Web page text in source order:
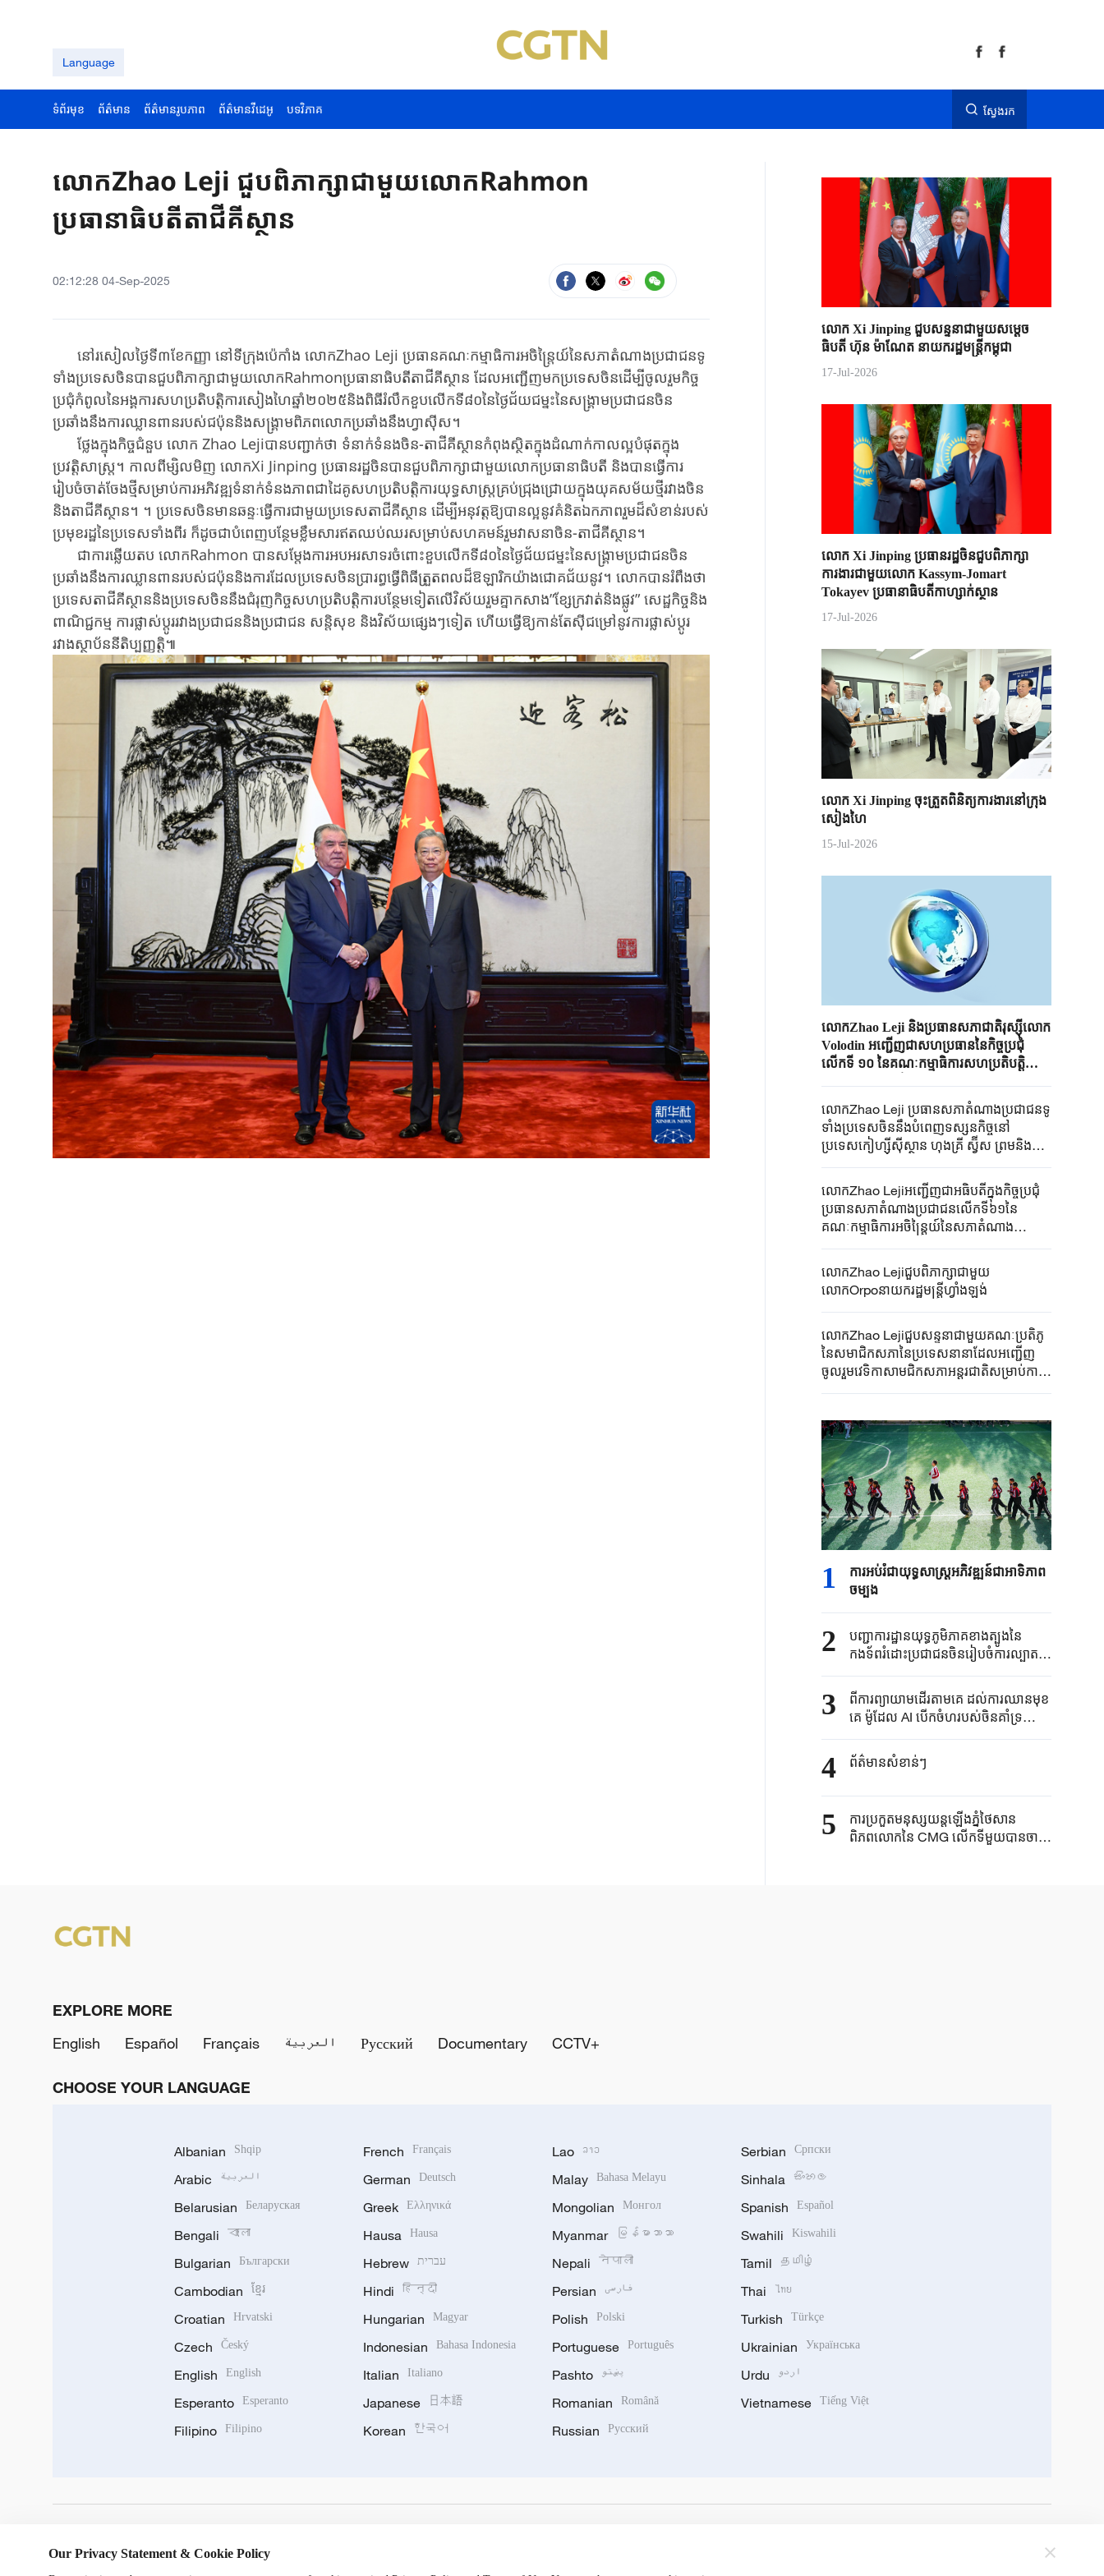
Language
ទំព័រមុខ ព័ត៌មាន ព័ត៌មានរូបភាព ព័ត៌មានវីដេអូ បទវិភាគ ស្វែងរក
លោកZhao Leji ជួបពិភាក្សាជាមួយលោកRahmon
ប្រធានាធិបតីតាជីគីស្ថាន
02:12:28 04-Sep-2025
នៅរសៀលថ្ងៃទី៣​ខែ​កញ្ញា នៅទីក្រុងប៉េកាំង លោក​Zhao Leji ប្រធាន​គណៈ​កម្មាធិ​ការ​អចិន្ត្រៃយ៍​នៃ​សភា​តំណាង​ប្រជាជន​ទូ
ទាំង​ប្រទេស​ចិន​បានជួបពិភាក្សា​ជាមួយ​លោក​Rahmon​ប្រធានាធិបតីតាជីគីស្ថាន ដែលអញ្ជើញ​មក​ប្រទេសចិនដើម្បីចូលរួម​កិច្ច
ប្រជុំ​កំពូ​ល​នៃ​អង្គការសហប្រតិបត្តិការសៀងហៃឆ្នាំ២០២៥​និងពិធីរំលឹកខួបលើកទី៨០​នៃថ្ងៃ​ជ័យ​ជម្នះ​នៃសង្គ្រាមប្រជាជនចិន
ប្រឆាំងនឹ​ងការឈ្លានពានរបស់ជប៉ុន​និង​សង្រ្គាម​ពិភពលោក​ប្រឆាំង​នឹង​ហ្វាស៊ីស។
ថ្លែង​ក្នុង​កិច្ច​ជំនួប លោក Zhao Lejiបានបញ្ជាក់ថា ទំនាក់ទំនងចិន-តាជីគីស្ថានកំពុង​ស្ថិត​ក្នុង​ដំណាក់កាល​ល្អបំផុតក្នុង
ប្រវត្តិសាស្ត្រ។ កាលពីម្សិលមិញ លោកXi Jinping ប្រ​ធា​ន​រដ្ឋ​ចិន​បានជួបពិភាក្សា​ជាមួយលោកប្រធានាធិបតី និង​​បាន​ធ្វើ​ការ​
រៀបចំ​ចាត់​ចែង​ថ្មី​ស​ម្រា​ប់​ការអភិវឌ្ឍ​ទំនាក់ទំនង​ភាពជាដៃគូ​សហប្រតិបត្តិការ​យុទ្ធសា​ស្ត្រគ្រប់​ជ្រុងជ្រោយ​ក្នុង​យុគ​ស​ម័យថ្មីរវាង​ចិន​
និង​តាជីគីស្ថាន។ ។ ប្រទេសចិនមានឆន្ទៈ​ធ្វើការជា​មួយ​ប្រទេស​តា​ជីគី​ស្ថា​ន ដើម្បីអនុវត្ត​ឱ្យ​បាន​ល្អ​នូវ​គំនិត​ឯកភាពរួម​ដ៏សំខាន់របស់​
ប្រមុខ​រដ្ឋ​នៃ​ប្រទេស​ទាំង​ពីរ ក៏​ដូចជា​បំពេញ​បន្ថែម​ខ្លឹម​សារ​ឥត​ឈប់ឈរ​សម្រាប់​សហគមន៍រួម​វាសនា​ចិន-តាជី​គី​ស្ថា​ន​។
ជា​ការ​ឆ្លើយ​តប លោក​Rahmon បានសម្តែង​ការ​អបអរសាទរចំពោះ​ខួបលើកទី៨០​នៃ​ថ្ងៃ​ជ័យ​ជម្នះ​នៃសង្គ្រាម​ប្រជាជនចិន
ប្រឆាំងនឹងការឈ្លានពាន​របស់ជប៉ុន​និងការ​ដែល​ប្រទេស​ចិន​ប្រារព្ធ​ធ្វើ​ពិធីត្រួត​ពល​ដ៏​​ឱឡារិកយ៉ាង​ជោគ​ជ័យនូវ​​។ លោកបានរំពឹង​ថា
ប្រ​ទេស​តាជីគី​ស្ថាន​និងប្រទេសចិន​នឹងជំរុញកិច្ចសហប្រតិបត្តិការបន្ថែមទៀត​លើ​វិស័យ​​រួមគ្នា​កសាង​​​​​”ខ្សែ​ក្រវាត់​និងផ្លូវ” សេដ្ឋកិច្ច​និង​
ពាណិជ្ជកម្ម ការ​ផ្លាស់​ប្តូរ​រវាង​ប្រជាជន​និង​ប្រជាជន ស​ន្តិ​សុខ និ​ង​វិស័យផ្សេងៗទៀត ហើយធ្វើឱ្យកាន់តែស៊ីជម្រៅនូវ​​ការផ្លាស់​ប្តូរ
រវាងស្ថាប័ន​នីតិ​ប្បញ្ញត្តិ៕​
លោក Xi Jinping ជួបសន្ទនាជាមួយសម្តេច
ធិបតី ហ៊ុន ម៉ាណែត នាយករដ្ឋមន្ត្រីកម្ពុជា
17-Jul-2026
លោក Xi Jinping ប្រធានរដ្ឋចិន​ជួបពិភាក្សា​
ការងារជាមួយ​លោក Kassym-Jomart ​
Tokayev ​ប្រធានាធិបតី​កាហ្សាក់ស្ថាន​
17-Jul-2026
លោក Xi Jinping ចុះត្រួតពិនិត្យការងារនៅក្រុង
សៀងហៃ
15-Jul-2026
លោកZhao Leji និងប្រធានសភាជាតិរុស្ស៊ីលោក
Volodin អញ្ជើញជាសហប្រធាននៃកិច្ចប្រជុំ
លើកទី ១០ នៃគណៈកម្មាធិការសហប្រតិបត្តិ
លោកZhao Leji ប្រធានសភាតំណាងប្រជាជនទូ
ទាំងប្រទេសចិននឹងបំពេញទស្សនកិច្ចនៅ
ប្រទេសកៀហ្ស៊ីស៊ីស្ថាន ហុងគ្រី ស្វ៊ីស ព្រមនិង
ចូលរួមមហាសន្និបាតប្រធានរដ្ឋសភាពិភពលោក
លើកទី៦ នៅប្រទេសស្វ៊ីស
លោកZhao Lejiអញ្ជើញជាអធិបតីក្នុងកិច្ចប្រជុំ
ប្រធានសភាតំណាងប្រជាជនលើកទី៦១នៃ
គណៈកម្មាធិការអចិន្ត្រៃយ៍នៃសភាតំណាង
ប្រជាជនទូទាំងប្រទេសចិននីតិាកលទី១៤
លោកZhao Lejiជួបពិភាក្សាជាមួយ
លោកOrpoនាយករដ្ឋមន្ត្រីហ្វាំងឡង់
លោកZhao Lejiជួបសន្ទនាជាមួយគណៈប្រតិភូ
នៃសមាជិកសភានៃប្រទេសនានាដែលអញ្ជើញ
ចូលរួមវេទិកាសាមជិកសភាអន្តរជាតិសម្រាប់ការ
ផ្លាស់ប្តូរជាមិត្តភាពឆ្នាំ២០២៥
1
ការអប់រំជាយុទ្ធសាស្ត្រអភិវឌ្ឍន៍ជាអាទិភាព
ចម្បង
2
បញ្ជាការដ្ឋានយុទ្ធភូមិភាគខាងត្បូងនៃ
កងទ័ពរំដោះប្រជាជនចិនរៀបចំការល្បាត
ប្រុងជើងការនៅដែនទឹក ដែនអាកាសនិង
តំបន់ជុំវិញកោះ Huangyan ប្រទេសចិន
3
ពីការព្យាយាមដើរតាមគេ ដល់ការឈានមុខ
គេ ម៉ូដែល AI បើកចំហរបស់ចិនគាំទ្រយ៉ាង
ខ្លាំងដល់ការអភិវឌ្ឍនៃសេដ្ឋកិច្ចពិត
4 ព័ត៌មានសំខាន់ៗ
5
ការប្រកួតមនុស្សយន្តឡើងភ្នំថៃសាន
ពិភពលោកនៃ CMG លើកទីមួយបានចាប់
EXPLORE MORE
English
Español Français العربية Русский Documentary CCTV+
CHOOSE YOUR LANGUAGE
Albanian Shqip
Arabic العربية
Belarusian Беларуская
Bengali বাংলা
Bulgarian Български
Cambodian ខ្មែរ
Croatian Hrvatski
Czech Český
English English
Esperanto Esperanto
Filipino Filipino
French Français
German Deutsch
Greek Ελληνικά
Hausa Hausa
Hebrew עברית
Hindi हिन्दी
Hungarian Magyar
Indonesian Bahasa Indonesia
Italian Italiano
Japanese 日本語
Korean 한국어
Lao ລາວ
Malay Bahasa Melayu
Mongolian Монгол
Myanmar မြန်မာဘာသာ
Nepali नेपाली
Persian فارسی
Polish Polski
Portuguese Português
Pashto پښتو
Romanian Română
Russian Русский
Serbian Српски
Sinhala සිංහල
Spanish Español
Swahili Kiswahili
Tamil தமிழ்
Thai ไทย
Turkish Türkçe
Ukrainian Українська
Urdu اردو
Vietnamese Tiếng Việt
Our Privacy Statement & Cookie Policy